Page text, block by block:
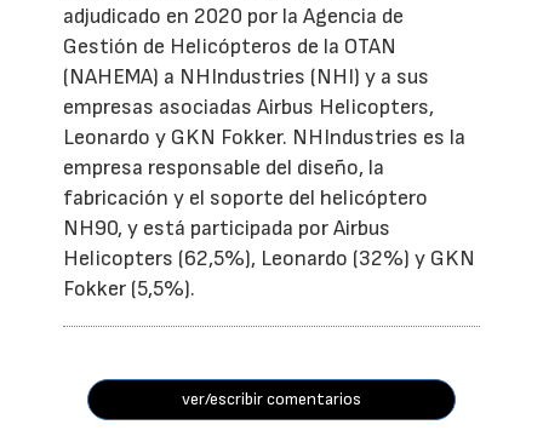
adjudicado en 2020 por la Agencia de
Gestión de Helicópteros de la OTAN
(NAHEMA) a NHIndustries (NHI) y a sus
empresas asociadas Airbus Helicopters,
Leonardo y GKN Fokker. NHIndustries es la
empresa responsable del diseño, la
fabricación y el soporte del helicóptero
NH90, y está participada por Airbus
Helicopters (62,5%), Leonardo (32%) y GKN
Fokker (5,5%).
ver/escribir comentarios